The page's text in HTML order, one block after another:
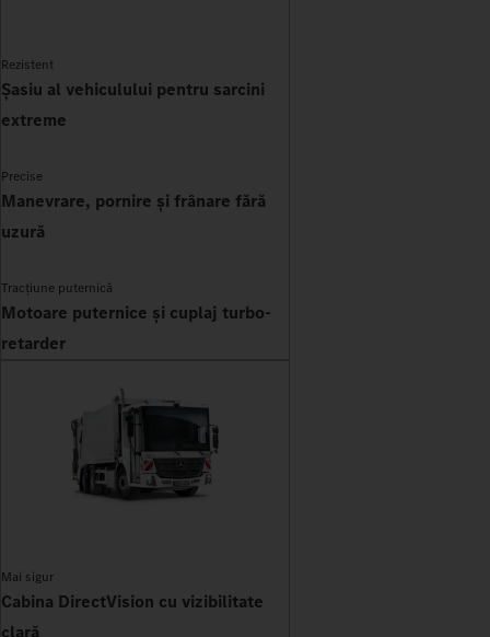
Rezistent
Șasiu al vehiculului pentru sarcini
extreme
Precise
Manevrare, pornire și frânare fără
uzură
Tracțiune puternică
Motoare puternice și cuplaj turbo-
retarder
Mai sigur
Cabina DirectVision cu vizibilitate
clară